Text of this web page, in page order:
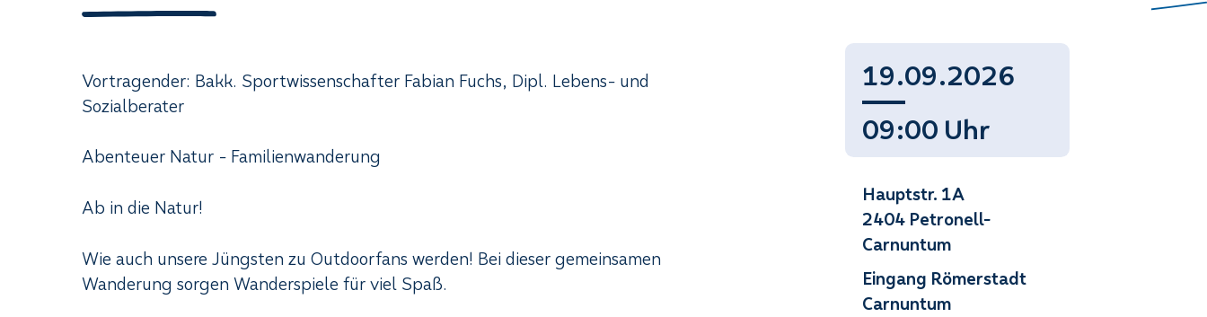
Vortragender: Bakk. Sportwissenschafter Fabian Fuchs, Dipl. Lebens- und
Sozialberater
Abenteuer Natur - Familienwanderung
Ab in die Natur!
Wie auch unsere Jüngsten zu Outdoorfans werden! Bei dieser gemeinsamen
Wanderung sorgen Wanderspiele für viel Spaß.
19.09.2026
09:00 Uhr
Hauptstr. 1A
2404 Petronell-
Carnuntum
Eingang Römerstadt
Carnuntum